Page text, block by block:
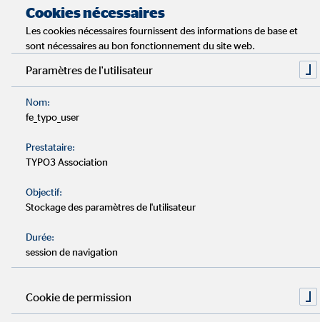
les faits les plus importants
Temps de lecture : environ 6 minutes
Si tu veux mettre de l’argent de côté pour tes enfants, il
vaut mieux commencer le plus tôt possible. Même les
plus petites contributions peuvent avoir un impact non
dépend du but final et de la durée de l’investissement.
Un livret A, un compte à terme et un compte épargne
sont des solutions peu risquées, mais qui ne donnent
Cookies nécessaires
Les cookies nécessaires fournissent des informations de base et
sont nécessaires au bon fonctionnement du site web.
Paramètres de l'utilisateur
Nom:
fe_typo_user
Prestataire:
TYPO3 Association
Objectif:
Stockage des paramètres de l'utilisateur
Durée:
session de navigation
Cookie de permission